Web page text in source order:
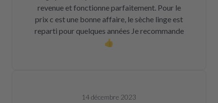
revenue et fonctionne parfaitement. Pour le
prix c est une bonne affaire, le sèche linge est
reparti pour quelques années Je recommande
👍
14 décembre 2023